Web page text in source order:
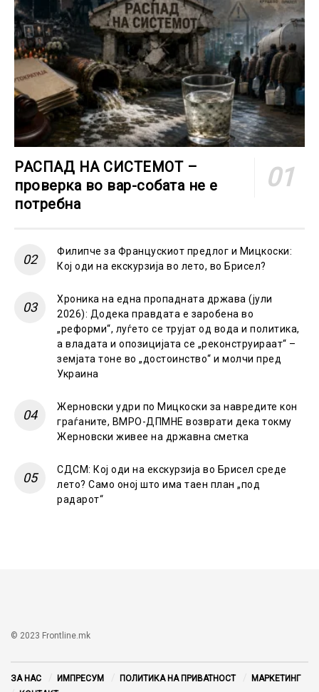
РАСПАД НА СИСТЕМОТ –
проверка во вар-собата не е
потребна
Филипче за Францускиот предлог и Мицкоски:
Кој оди на екскурзија во лето, во Брисел?
Хроника на една пропадната држава (јули
2026): Додека правдата е заробена во
„реформи“, луѓето се трујат од вода и политика,
а владата и опозицијата се „реконструираат“ –
земјата тоне во „достоинство“ и молчи пред
Украина
Жерновски удри по Мицкоски за навредите кон
граѓаните, ВМРО-ДПМНЕ возврати дека токму
Жерновски живее на државна сметка
СДСМ: Кој оди на екскурзија во Брисел среде
лето? Само оној што има таен план „под
радарот“
© 2023 Frontline.mk
ЗА НАС ИМПРЕСУМ ПОЛИТИКА НА ПРИВАТНОСТ
МАРКЕТИНГ